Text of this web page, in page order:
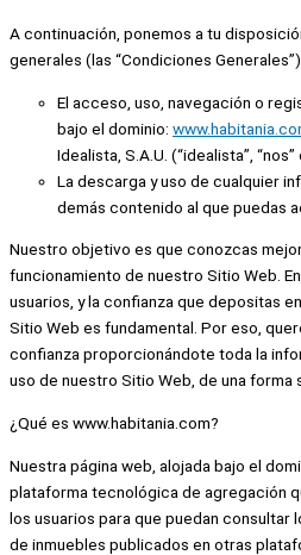
A continuación, ponemos a tu
generales (las “Condiciones
El acceso, uso, navegación o
bajo el dominio:
Idealista, S.A.U. (“idealista”, “nos”
La descarga y uso de cualquier
demás contenido al que puedas
Nuestro objetivo es que conozcas
funcionamiento de nuestro Sitio Web.
usuarios, y la confianza que depositas
Sitio Web es fundamental. Por eso,
confianza proporcionándote toda la
uso de nuestro Sitio Web, de una forma
¿Qué es www.habitania.com?
Nuestra página web, alojada bajo el
plataforma tecnológica de agregación
los usuarios para que puedan consultar
de inmuebles publicados en otras